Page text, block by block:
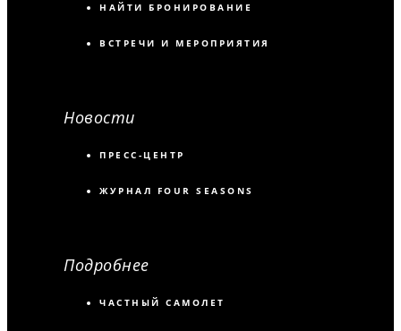
НАЙТИ БРОНИРОВАНИЕ
ВСТРЕЧИ И МЕРОПРИЯТИЯ
Новости
ПРЕСС-ЦЕНТР
ЖУРНАЛ FOUR SEASONS
Подробнее
ЧАСТНЫЙ САМОЛЕТ